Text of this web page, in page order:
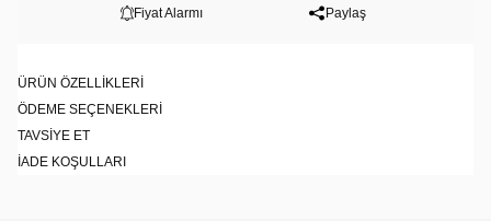
Fiyat Alarmı
Paylaş
ÜRÜN ÖZELLIKLERI
ÖDEME SEÇENEKLERI
TAVSIYE ET
İADE KOŞULLARI